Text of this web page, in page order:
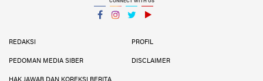
CONNECT WITH US
REDAKSI
PROFIL
PEDOMAN MEDIA SIBER DISCLAIMER